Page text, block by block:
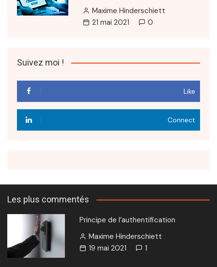
Maxime Hinderschiett
21 mai 2021
0
Suivez moi !
Like
Connect
Les plus commentés
Principe de l’authentification
Maxime Hinderschiett
19 mai 2021
1